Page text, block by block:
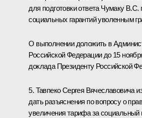
для подготовки ответа Чумаку В.С.
социальных гарантий уволенным
О выполнении доложить в
Российской Федерации до 15
доклада Президенту Российской
5. Тавпеко Сергея Вячеславовича
дать разъяснения по вопросу о
увеличения тарифа за